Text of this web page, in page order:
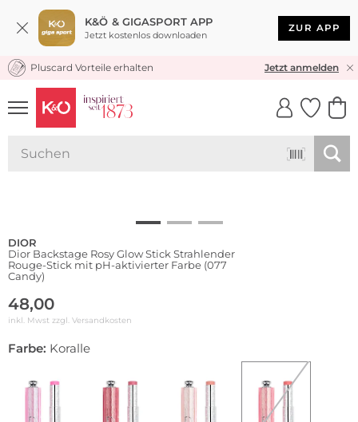
K&Ö & GIGASPORT APP
Jetzt kostenlos downloaden
ZUR APP
KOSTENLOSER VERSAND* & RÜCKVERSAND
Pluscard Vorteile erhalten Jetzt anmelden
UNSERE APP
CLICK &
DIOR
Dior Backstage Rosy Glow Stick Strahlender
Rouge-Stick mit pH-aktivierter Farbe (077
Candy)
48,00
inkl. Mwst zzgl. Versandkosten
Farbe: Koralle